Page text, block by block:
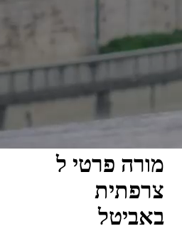
מורה פרטי ל
צרפתית
באביטל